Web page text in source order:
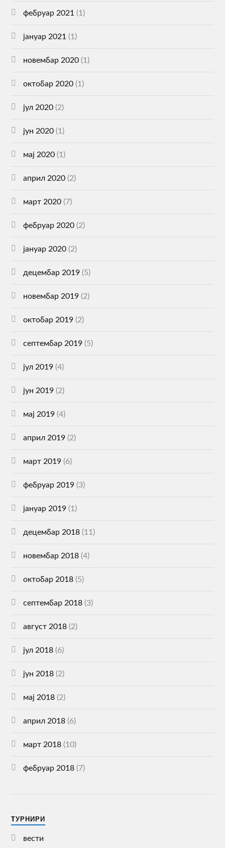
фебруар 2021 (1)
јануар 2021 (1)
новембар 2020 (1)
октобар 2020 (1)
јул 2020 (2)
јун 2020 (1)
мај 2020 (1)
април 2020 (2)
март 2020 (7)
фебруар 2020 (2)
јануар 2020 (2)
децембар 2019 (5)
новембар 2019 (2)
октобар 2019 (2)
септембар 2019 (5)
јул 2019 (4)
јун 2019 (2)
мај 2019 (4)
април 2019 (2)
март 2019 (6)
фебруар 2019 (3)
јануар 2019 (1)
децембар 2018 (11)
новембар 2018 (4)
октобар 2018 (5)
септембар 2018 (3)
август 2018 (2)
јул 2018 (6)
јун 2018 (2)
мај 2018 (2)
април 2018 (6)
март 2018 (10)
фебруар 2018 (7)
TУРНИРИ
вести